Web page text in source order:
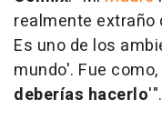
realmente extraño
Es uno de los
mundo'. Fue como,
deberías hacerlo'".